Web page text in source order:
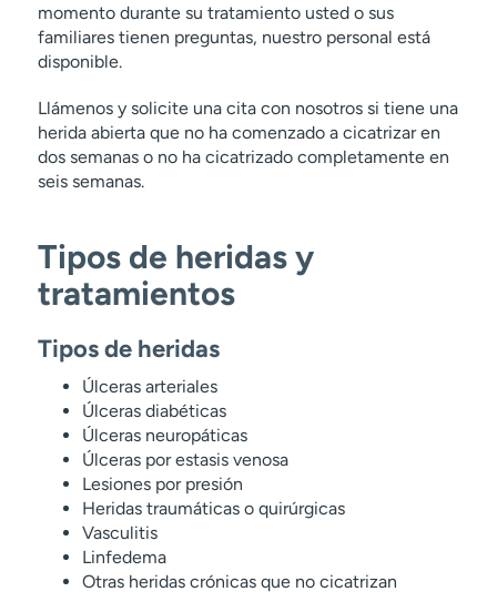
momento durante su tratamiento usted o sus
familiares tienen preguntas, nuestro personal está
disponible.
Llámenos y solicite una cita con nosotros si tiene una
herida abierta que no ha comenzado a cicatrizar en
dos semanas o no ha cicatrizado completamente en
seis semanas.
Tipos de heridas y
tratamientos
Tipos de heridas
Úlceras arteriales
Úlceras diabéticas
Úlceras neuropáticas
Úlceras por estasis venosa
Lesiones por presión
Heridas traumáticas o quirúrgicas
Vasculitis
Linfedema
Otras heridas crónicas que no cicatrizan